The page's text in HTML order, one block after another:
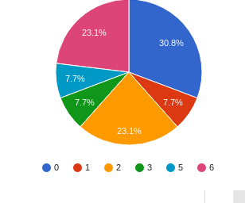
0 1 2 3 5 6
30.8%
7.7%
23.1%
7.7%
7.7%
23.1%